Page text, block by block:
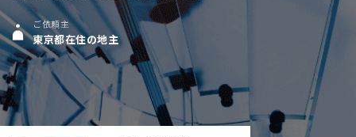
ご依頼主
東京都在住の地主